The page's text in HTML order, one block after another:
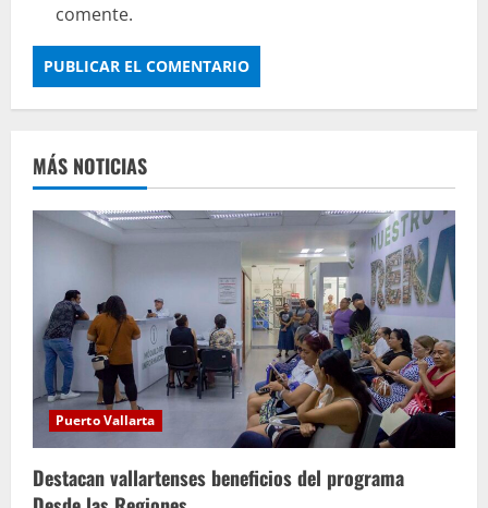
comente.
MÁS NOTICIAS
Puerto Vallarta
Destacan vallartenses beneficios del programa